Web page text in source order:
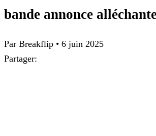
bande annonce
Par Breakflip • 6 juin 2025
Partager: